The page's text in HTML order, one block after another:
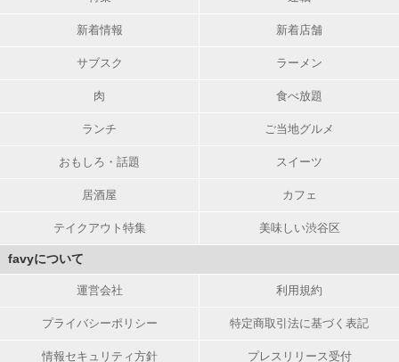
新着情報 新着店舗
サブスク ラーメン
肉 食べ放題
ランチ ご当地グルメ
おもしろ・話題 スイーツ
居酒屋 カフェ
テイクアウト特集 美味しい渋谷区
favyについて
運営会社 利用規約
プライバシーポリシー 特定商取引法に基づく表記
情報セキュリティ方針 プレスリリース受付